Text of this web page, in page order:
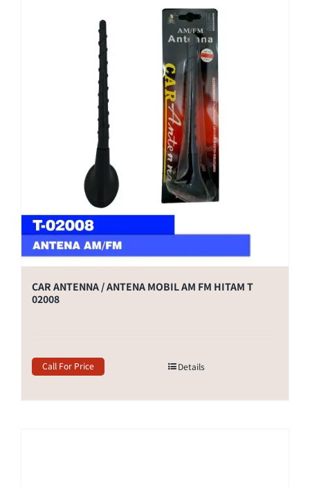
CAR ANTENNA / ANTENA MOBIL AM FM HITAM T
02008
Call For Price Details